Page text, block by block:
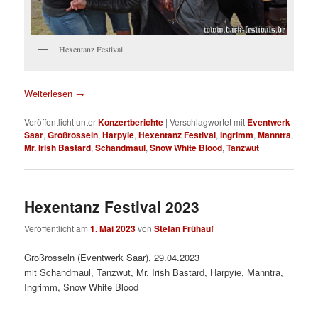
Hexentanz Festival
Weiterlesen →
Veröffentlicht unterKonzertberichte |Verschlagwortet mit Eventwerk
Saar,Großrosseln,Harpyie,Hexentanz Festival,Ingrimm,Manntra,
Mr. Irish Bastard,Schandmaul,Snow White Blood,Tanzwut
Hexentanz Festival 2023
Veröffentlicht am1. Mai 2023vonStefan Frühauf
Großrosseln (Eventwerk Saar), 29.04.2023
mit Schandmaul, Tanzwut, Mr. Irish Bastard, Harpyie, Manntra,
Ingrimm, Snow White Blood